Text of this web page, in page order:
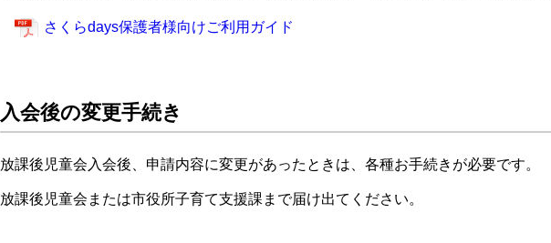
さくらdays保護者様向けご利用ガイド
入会後の変更手続き
放課後児童会入会後、申請内容に変更があったときは、各種お手続きが必要です。
放課後児童会または市役所子育て支援課まで届け出てください。